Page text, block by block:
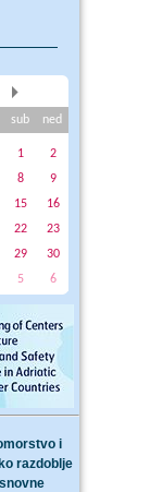
sub ned
1
2
8
9
15
16
22
23
29
30
5 6
i
razdoblje